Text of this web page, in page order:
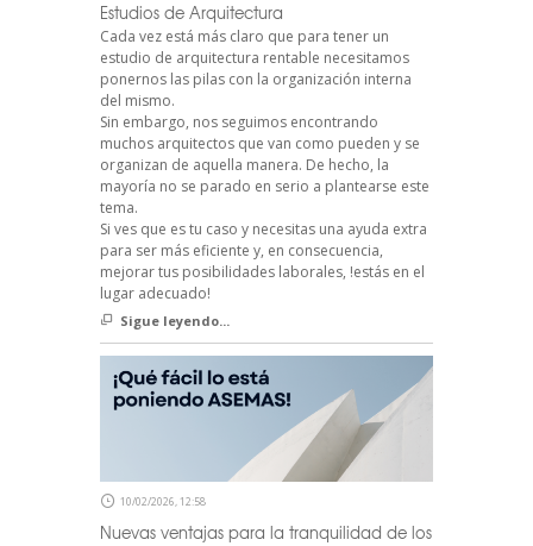
Estudios de Arquitectura
Cada vez está más claro que para tener un
estudio de arquitectura rentable necesitamos
ponernos las pilas con la organización interna
del mismo.
Sin embargo, nos seguimos encontrando
muchos arquitectos que van como pueden y se
organizan de aquella manera. De hecho, la
mayoría no se parado en serio a plantearse este
tema.
Si ves que es tu caso y necesitas una ayuda extra
para ser más eficiente y, en consecuencia,
mejorar tus posibilidades laborales, !estás en el
lugar adecuado!
Sigue leyendo...
10/02/2026, 12:58
Nuevas ventajas para la tranquilidad de los